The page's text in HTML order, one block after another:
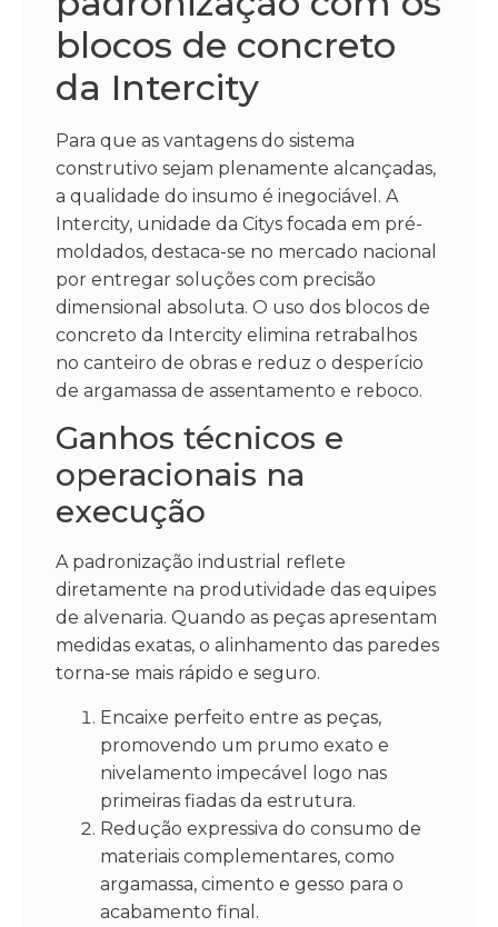
blocos de concreto
da Intercity
Para que as vantagens do sistema
construtivo sejam plenamente alcançadas,
a qualidade do insumo é inegociável. A
Intercity, unidade da Citys focada em pré-
moldados, destaca-se no mercado nacional
por entregar soluções com precisão
dimensional absoluta. O uso dos blocos de
concreto da Intercity elimina retrabalhos
no canteiro de obras e reduz o desperício
de argamassa de assentamento e reboco.
Ganhos técnicos e
operacionais na
execução
A padronização industrial reflete
diretamente na produtividade das equipes
de alvenaria. Quando as peças apresentam
medidas exatas, o alinhamento das paredes
torna-se mais rápido e seguro.
Encaixe perfeito entre as peças,
promovendo um prumo exato e
nivelamento impecável logo nas
primeiras fiadas da estrutura.
Redução expressiva do consumo de
materiais complementares, como
argamassa, cimento e gesso para o
acabamento final.